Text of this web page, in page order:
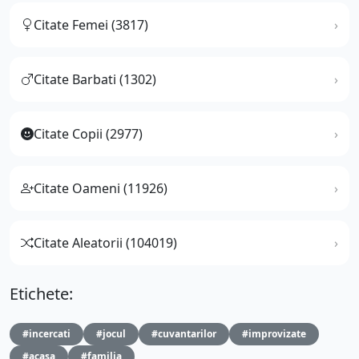
Citate Femei (3817)
Citate Barbati (1302)
Citate Copii (2977)
Citate Oameni (11926)
Citate Aleatorii (104019)
Etichete:
#incercati #jocul #cuvantarilor
#improvizate
#acasa
#familia